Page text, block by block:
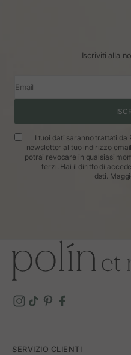
Iscriviti alla
Email
I tuoi dati saranno trattati da
newsletter al tuo indirizzo
potrai revocare in qualsiasi
terzi. Hai il diritto di
dati.
SERVIZIO CLIENTI